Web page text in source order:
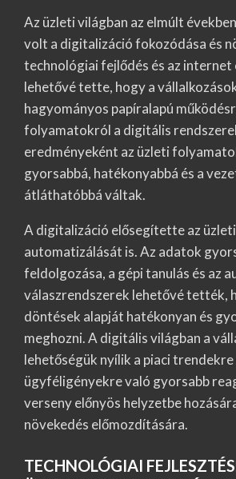
Az üzleti világban az elmúlt
volt a digitalizáció fokozódása és
technológiai fejlődés és az
lehetővé tette, hogy a
hagyományos papíralapú
folyamatokról a digitális
eredményeként az üzleti
gyorsabbá, hatékonyabbá és a
átláthatóbbá váltak.
A digitalizáció elősegítette az
automatizálását is. Az adatok
feldolgozása, a gépi tanulás és az
válaszrendszerek lehetővé tették,
döntések alapját hatékonyan és
meghozni. A digitális világban a
lehetőségük nyílik a piaci trendekre
ügyféligényekre való gyorsabb
verseny előnyös helyzetbe
növekedés előmozdítására.
TECHNOLÓGIAI